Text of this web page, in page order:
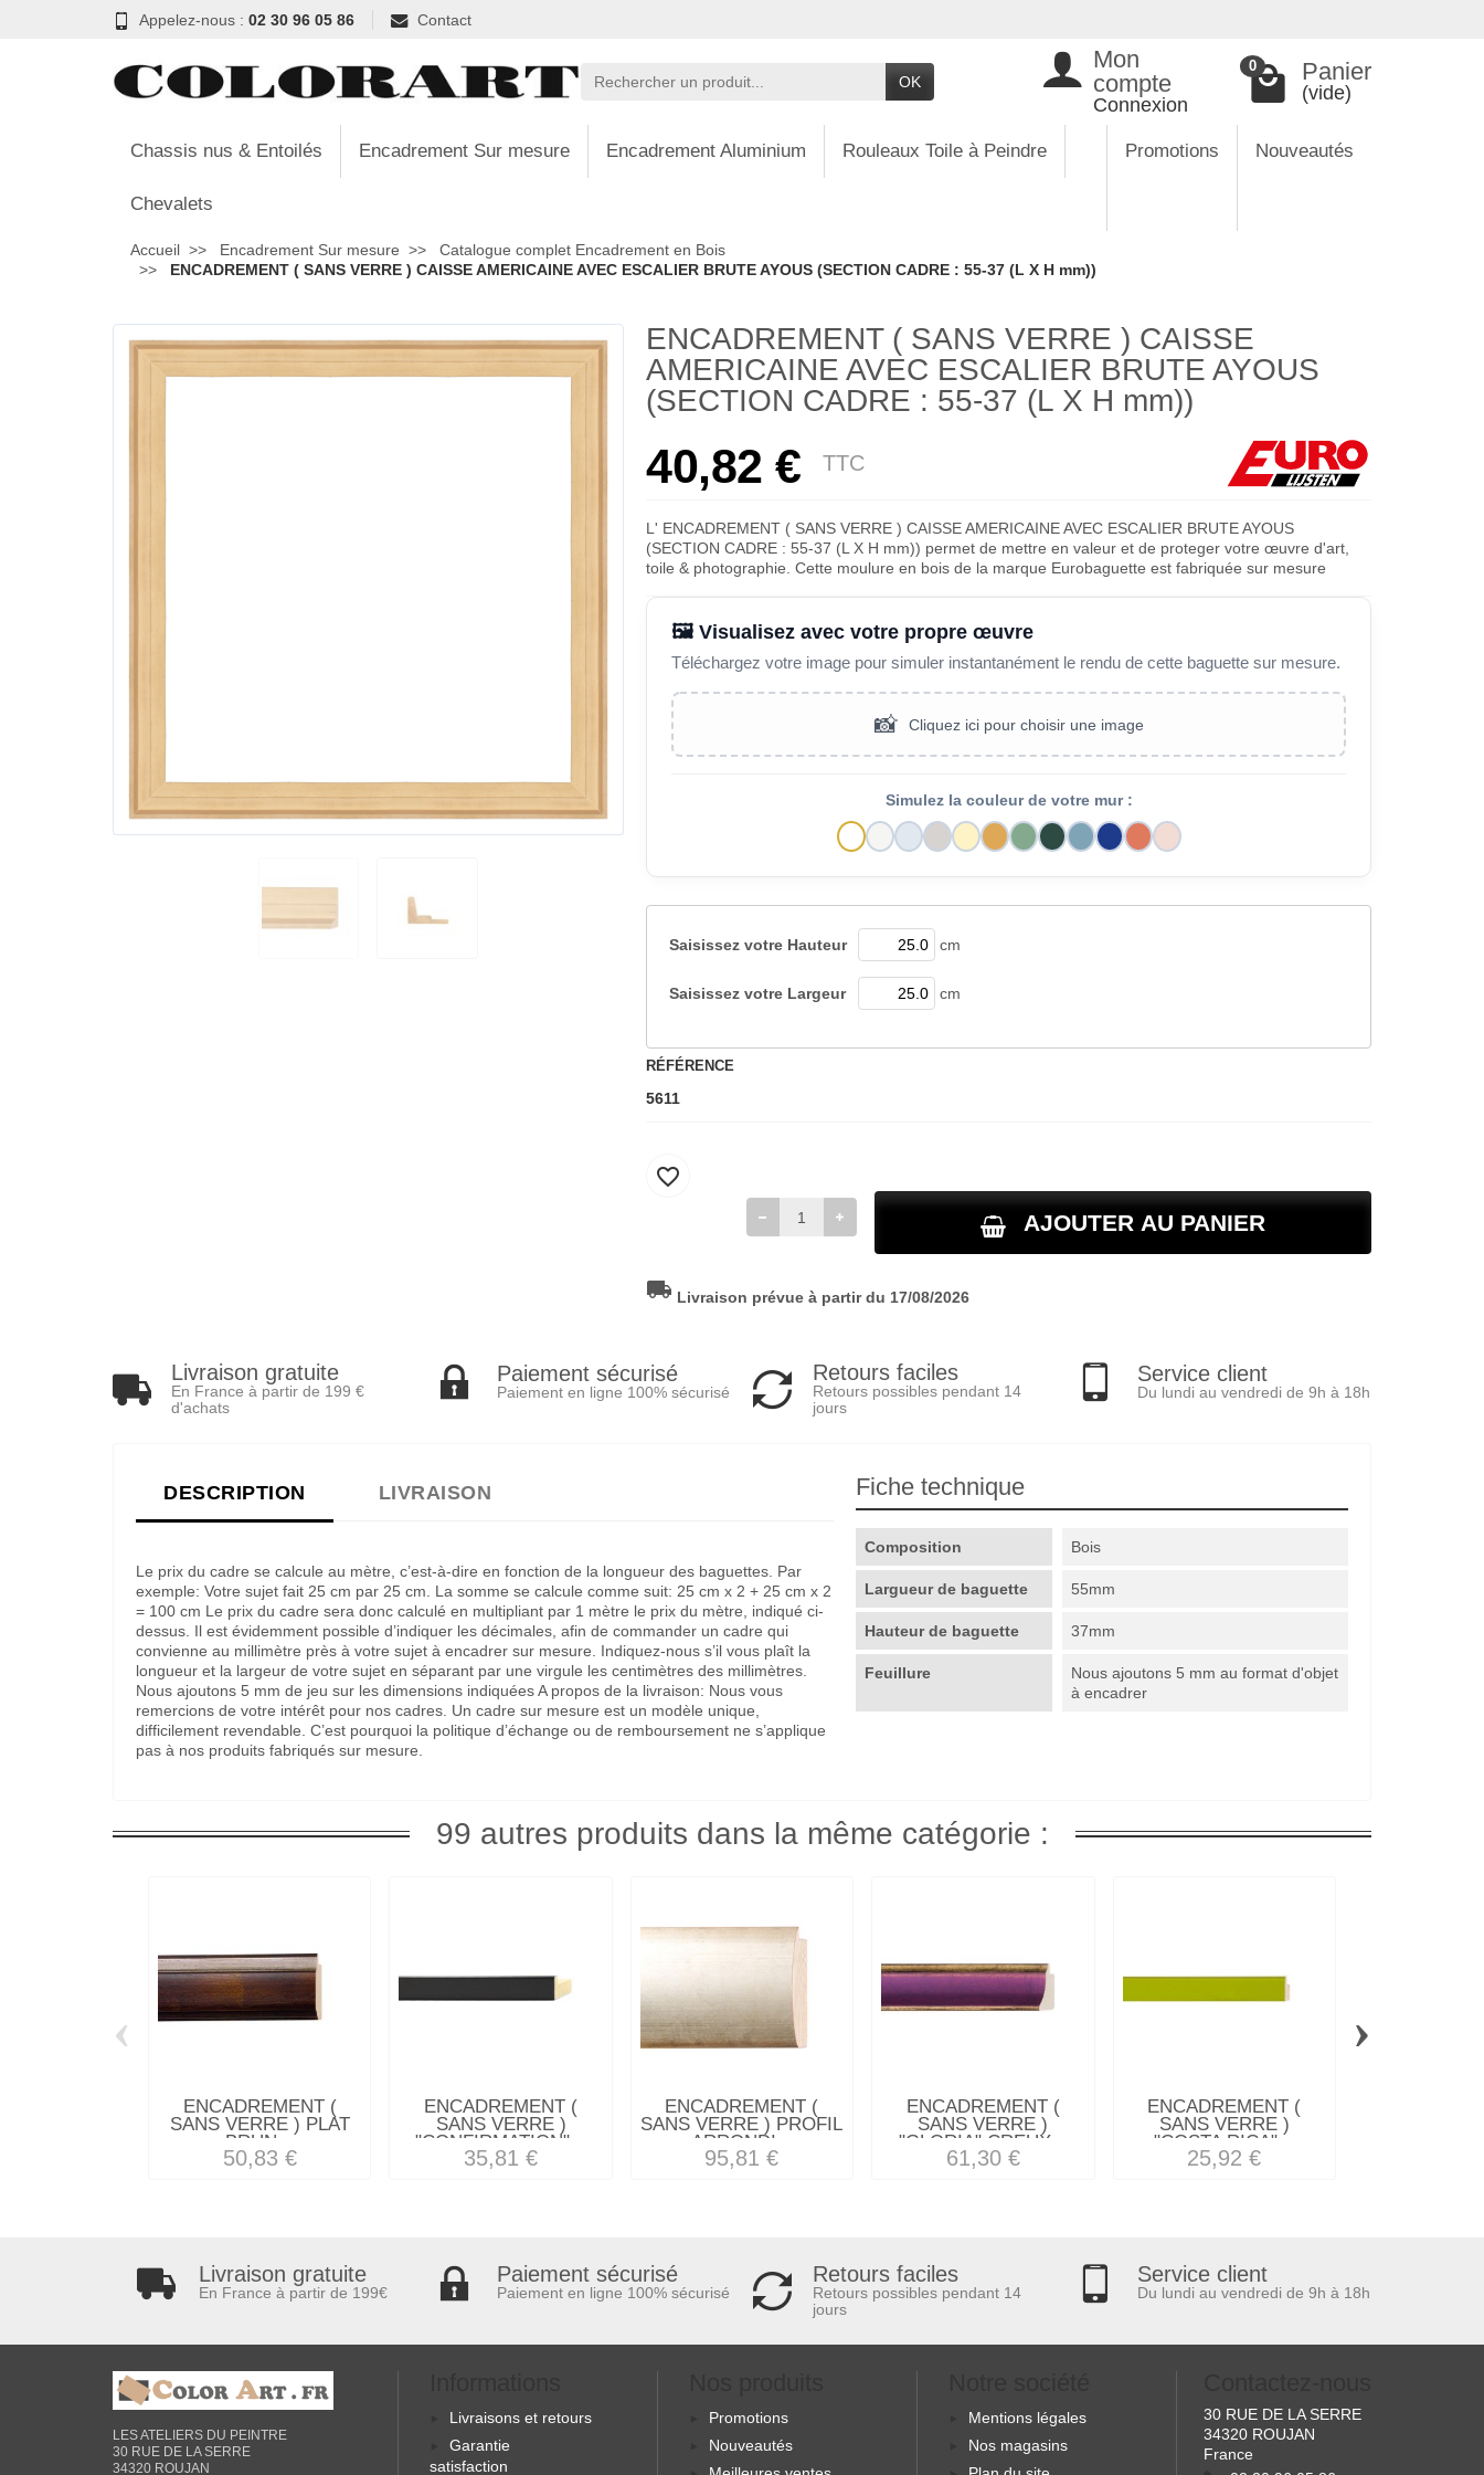
Appelez-nous : 02 30 96 05 86 Contact
OK
Mon
compte
Connexion
0 Panier
(vide)
Chassis nus & Entoilés Encadrement Sur mesure Encadrement Aluminium Rouleaux Toile à Peindre
Chevalets
Promotions Nouveautés
Accueil Encadrement Sur mesure
Catalogue complet Encadrement en Bois
ENCADREMENT ( SANS VERRE ) CAISSE AMERICAINE AVEC ESCALIER BRUTE AYOUS (SECTION CADRE : 55-37 (L X H mm))
ENCADREMENT ( SANS VERRE ) CAISSE
AMERICAINE AVEC ESCALIER BRUTE AYOUS
(SECTION CADRE : 55-37 (L X H mm))
40,82 € TTC
L' ENCADREMENT ( SANS VERRE ) CAISSE AMERICAINE AVEC ESCALIER BRUTE AYOUS
(SECTION CADRE : 55-37 (L X H mm)) permet de mettre en valeur et de proteger votre œuvre d'art,
toile & photographie. Cette moulure en bois de la marque Eurobaguette est fabriquée sur mesure
🖼️ Visualisez avec votre propre œuvre
Téléchargez votre image pour simuler instantanément le rendu de cette baguette sur mesure.
📸 Cliquez ici pour choisir une image
Simulez la couleur de votre mur :
Saisissez votre Hauteur cm
Saisissez votre Largeur cm
RÉFÉRENCE
5611
AJOUTER AU PANIER
favorite_border
local_shipping Livraison prévue à partir du 17/08/2026
Livraison gratuite
En France à partir de 199 €
d'achats
Paiement sécurisé
Paiement en ligne 100% sécurisé
Retours faciles
Retours possibles pendant 14
jours
Service client
Du lundi au vendredi de 9h à 18h
DESCRIPTION LIVRAISON
Le prix du cadre se calcule au mètre, c’est-à-dire en fonction de la longueur des baguettes. Par
exemple: Votre sujet fait 25 cm par 25 cm. La somme se calcule comme suit: 25 cm x 2 + 25 cm x 2
= 100 cm Le prix du cadre sera donc calculé en multipliant par 1 mètre le prix du mètre, indiqué ci-
dessus. Il est évidemment possible d’indiquer les décimales, afin de commander un cadre qui
convienne au millimètre près à votre sujet à encadrer sur mesure. Indiquez-nous s’il vous plaît la
longueur et la largeur de votre sujet en séparant par une virgule les centimètres des millimètres.
Nous ajoutons 5 mm de jeu sur les dimensions indiquées A propos de la livraison: Nous vous
remercions de votre intérêt pour nos cadres. Un cadre sur mesure est un modèle unique,
difficilement revendable. C’est pourquoi la politique d’échange ou de remboursement ne s’applique
pas à nos produits fabriqués sur mesure.
Fiche technique
Composition Bois
Largueur de baguette 55mm
Hauteur de baguette 37mm
Feuillure
Nous ajoutons 5 mm au format d'objet
à encadrer
99 autres produits dans la même catégorie :
ENCADREMENT (
SANS VERRE ) PLAT
BRUN...
50,83 €
ENCADREMENT (
SANS VERRE )
"CONFIRMATION"...
35,81 €
ENCADREMENT (
SANS VERRE ) PROFIL
ARRONDI...
95,81 €
ENCADREMENT (
SANS VERRE )
"GLORIA" CREUX...
61,30 €
ENCADREMENT (
SANS VERRE )
"COSTA RICA"...
25,92 €
‹ ›
Livraison gratuite
En France à partir de 199€
Paiement sécurisé
Paiement en ligne 100% sécurisé
Retours faciles
Retours possibles pendant 14
jours
Service client
Du lundi au vendredi de 9h à 18h
LES ATELIERS DU PEINTRE
30 RUE DE LA SERRE
34320 ROUJAN
Livraisons et retours
Garantie
satisfaction
Promotions
Nouveautés
Mentions légales
Nos magasins
30 RUE DE LA SERRE
34320 ROUJAN
France